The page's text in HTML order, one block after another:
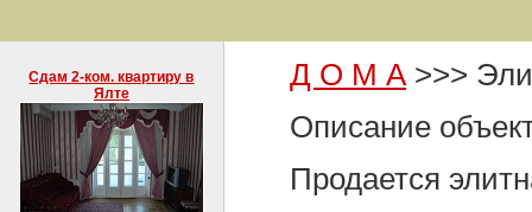
Сдам 2-ком. квартиру в
Ялте
Д О М А>>>
Описание
Продается